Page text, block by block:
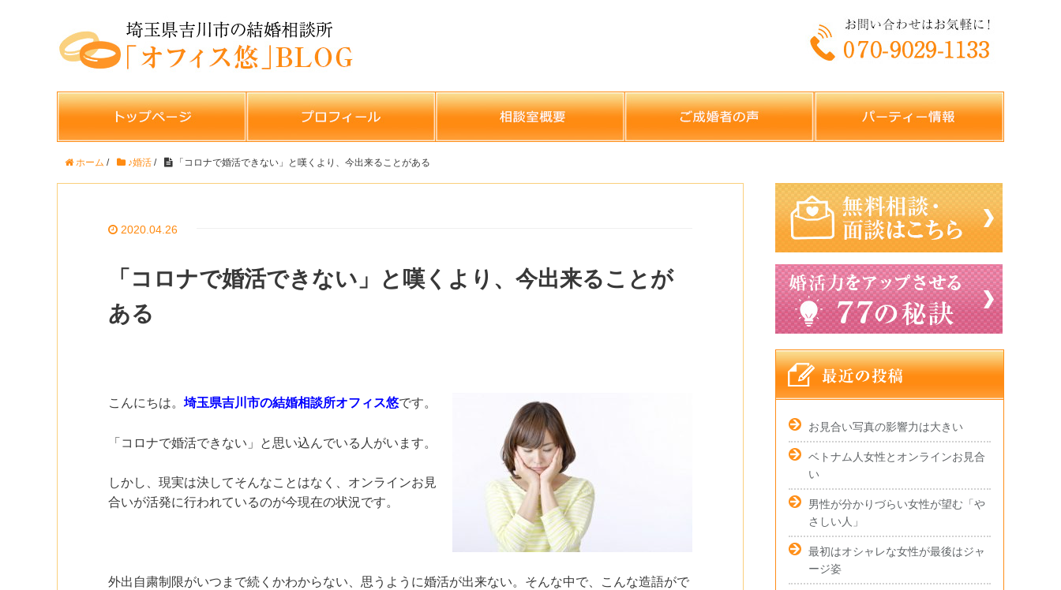
ホーム / ♪婚活 / 「コロナで婚活できない」と嘆くより、今出来ることがある
2020.04.26
「コロナで婚活できない」と嘆くより、今出来ることが
ある
こんにちは。 埼玉県吉川市の結婚相談所オフィス悠です。
「コロナで婚活できない」と思い込んでいる人がいます。
しかし、現実は決してそんなことはなく、オンラインお見
合いが活発に行われているのが今現在の状況です。
外出自粛制限がいつまで続くかわからない、思うように婚活が出来ない。そんな中で、こんな造語がで
お見合い写真の影響力は大きい
ベトナム人女性とオンラインお見合
い
男性が分かりづらい女性が望む「や
さしい人」
最初はオシャレな女性が最後はジャ
ージ姿